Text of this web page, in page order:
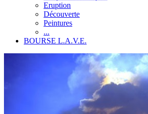
Eruption
Découverte
Peintures
...
BOURSE L.A.V.E.